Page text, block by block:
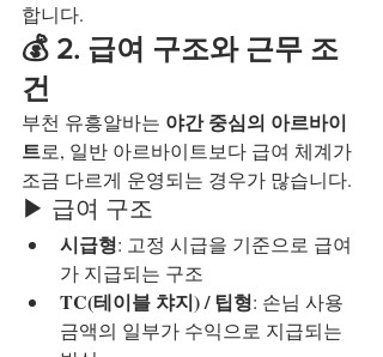
합니다.
💰 2. 급여 구조와 근무 조
건
부천 유흥알바는 야간 중심의 아르바이
트로, 일반 아르바이트보다 급여 체계가
조금 다르게 운영되는 경우가 많습니다.
▶ 급여 구조
시급형: 고정 시급을 기준으로 급여
가 지급되는 구조
TC(테이블 챠지) / 팁형: 손님 사용
금액의 일부가 수익으로 지급되는